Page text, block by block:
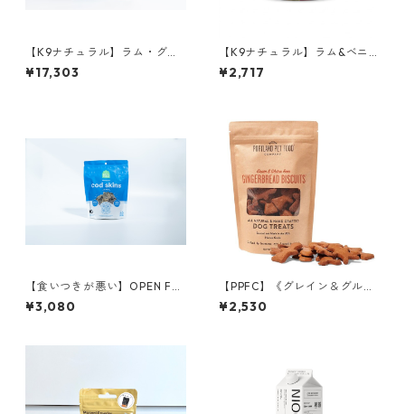
【K9ナチュラル】ラム・グリ
ーントライプ 700g
¥17,303
【K9ナチュラル】ラム&ベニ
ソン・フィースト 100g
¥2,717
【食いつきが悪い】OPEN FA
RM ドッグトリート コッドス
キン
¥3,080
【PPFC】《グレイン＆グルテ
ンフリー》ジンジャーブレッ
ドビスケット
¥2,530